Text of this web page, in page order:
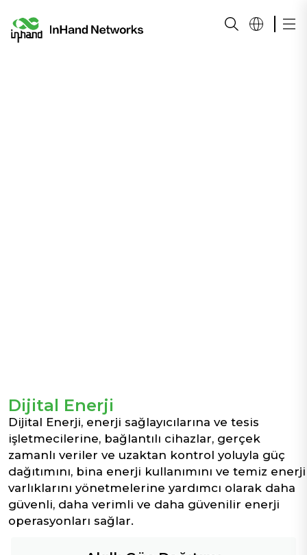
Dijital Enerji
Dijital Enerji, enerji sağlayıcılarına ve tesis
işletmecilerine, bağlantılı cihazlar, gerçek
zamanlı veriler ve uzaktan kontrol yoluyla güç
dağıtımını, bina enerji kullanımını ve temiz enerji
varlıklarını yönetmelerine yardımcı olarak daha
güvenli, daha verimli ve daha güvenilir enerji
operasyonları sağlar.